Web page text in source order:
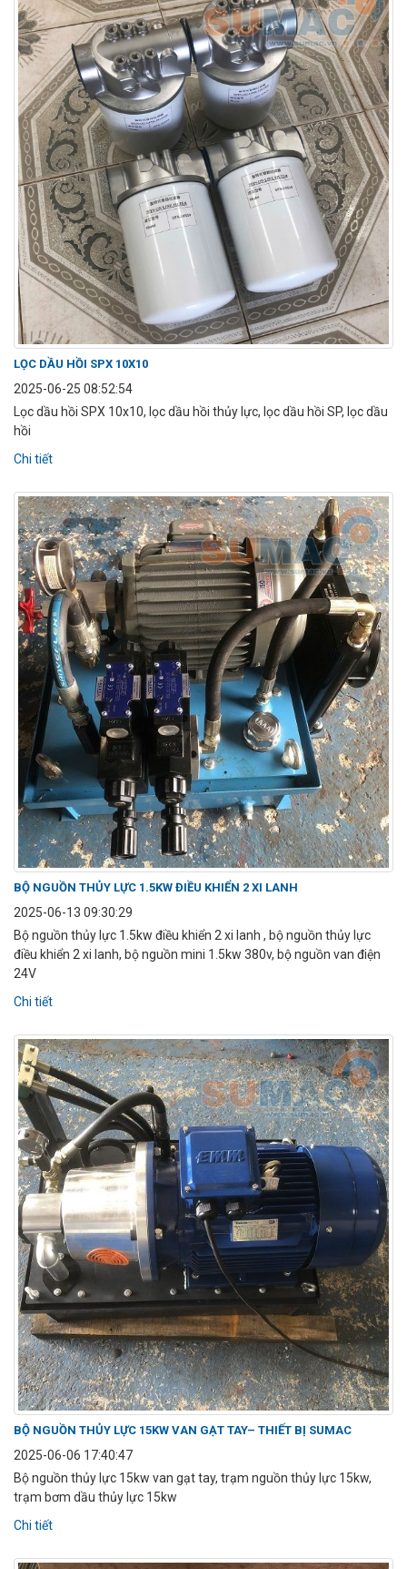
LỌC DẦU HỒI SPX 10X10
2025-06-25 08:52:54
Lọc dầu hồi SPX 10x10, lọc dầu hồi thủy lực, lọc dầu hồi SP, lọc dầu
hồi
Chi tiết
BỘ NGUỒN THỦY LỰC 1.5KW ĐIỀU KHIỂN 2 XI LANH
2025-06-13 09:30:29
Bộ nguồn thủy lực 1.5kw điều khiển 2 xi lanh , bộ nguồn thủy lực
điều khiển 2 xi lanh, bộ nguồn mini 1.5kw 380v, bộ nguồn van điện
24V
Chi tiết
BỘ NGUỒN THỦY LỰC 15KW VAN GẠT TAY– THIẾT BỊ SUMAC
2025-06-06 17:40:47
Bộ nguồn thủy lực 15kw van gạt tay, trạm nguồn thủy lực 15kw,
trạm bơm dầu thủy lực 15kw
Chi tiết